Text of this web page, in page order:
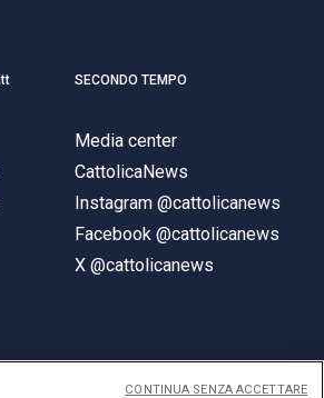
SECONDO TEMPO
Media center
CattolicaNews
Instagram @cattolicanews
Facebook @cattolicanews
X @cattolicanews
CONTINUA SENZA ACCETTARE